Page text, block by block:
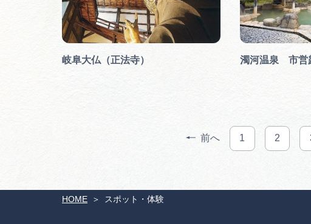
HOME スポット・体験
岐阜大仏（正法寺） 濁河温泉 市営
前へ 1 2